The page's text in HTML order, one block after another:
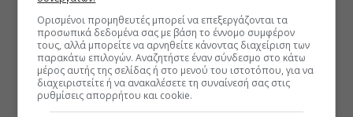
Ορισμένοι προμηθευτές μπορεί να επεξεργάζονται τα
προσωπικά δεδομένα σας με βάση το έννομο συμφέρον
τους, αλλά μπορείτε να αρνηθείτε κάνοντας διαχείριση των
παρακάτω επιλογών. Αναζητήστε έναν σύνδεσμο στο κάτω
μέρος αυτής της σελίδας ή στο μενού του ιστοτόπου, για να
διαχειριστείτε ή να ανακαλέσετε τη συναίνεσή σας στις
ρυθμίσεις απορρήτου και cookie.